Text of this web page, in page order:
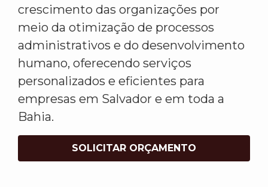
crescimento das organizações por
meio da otimização de processos
administrativos e do desenvolvimento
humano, oferecendo serviços
personalizados e eficientes para
empresas em Salvador e em toda a
Bahia.
SOLICITAR ORÇAMENTO